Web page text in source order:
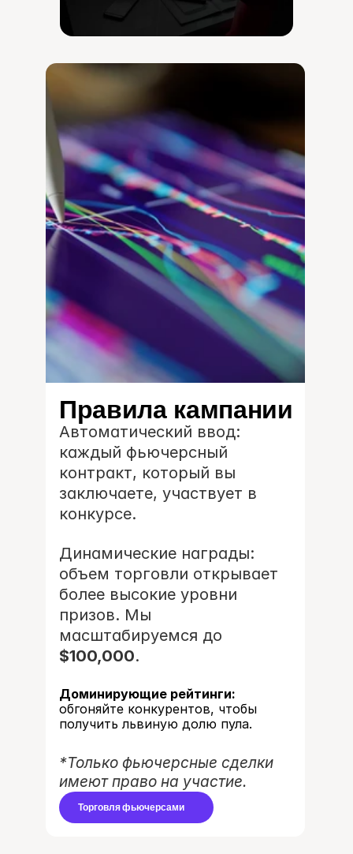
Правила кампании
Автоматический ввод:
каждый фьючерсный
контракт, который вы
заключаете, участвует в
конкурсе.
Динамические награды:
объем торговли открывает
более высокие уровни
призов. Мы
$100,000.
Доминирующие рейтинги:
обгоняйте конкурентов, чтобы
получить львиную долю пула.
*Только фьючерсные сделки
имеют право на участие.
Торговля фьючерсами